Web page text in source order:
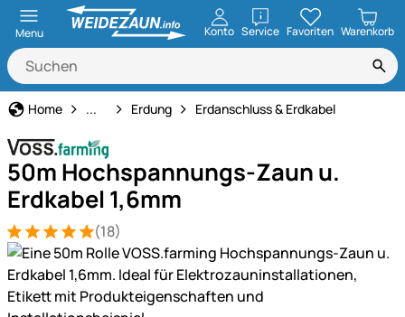
Menu Konto ServiceöffnenFavoriten Warenkorb
Home Weidezaun
... Erdung Erdanschluss & Erdkabel
50m Hochspannungs-Zaun u.
Erdkabel 1,6mm
Bewertung: 5 von 5 (18 Bewertungen)
18 Bewertungen
(18)
Produktgalerie